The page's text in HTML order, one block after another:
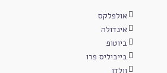
אולפלקס
אינדולה
ביוטופ
בייביליס פרו
וולדן